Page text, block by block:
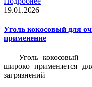
19.01.2026
Уголь кокосовый для
применение
Уголь кокосовый –
широко применяется
загрязнений